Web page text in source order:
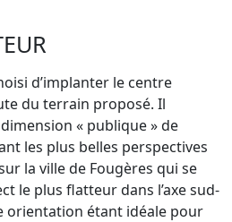
d’implanter le centre
du terrain proposé. Il
« publique » de
les plus belles perspectives
la ville de Fougères qui se
le plus flatteur dans l’axe sud-
orientation étant idéale pour